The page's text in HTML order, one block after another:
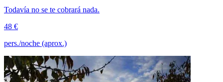
Todavía no se te cobrará nada.
48 €
pers./noche (aprox.)